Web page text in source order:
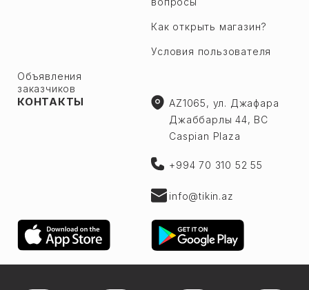
Как открыть магазин?
Условия пользователя
Объявления
заказчиков
КОНТАКТЫ
AZ1065, ул. Джафара
Джаббарлы 44, BC
Caspian Plaza
+994 70 310 52 55
info@tikin.az